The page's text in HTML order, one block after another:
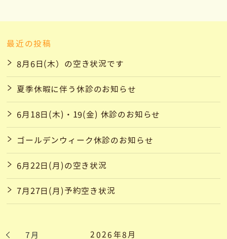
最近の投稿
8月6日(木）の空き状況です
夏季休暇に伴う休診のお知らせ
6月18日(木)・19(金) 休診のお知らせ
ゴールデンウィーク休診のお知らせ
6月22日(月)の空き状況
7月27日(月)予約空き状況
2026年8月
7月